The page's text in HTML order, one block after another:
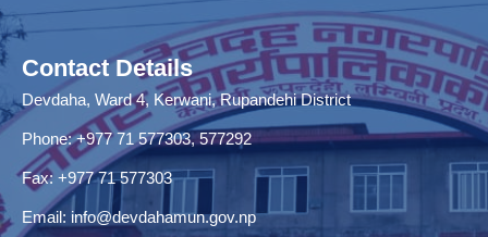
Contact Details
Devdaha, Ward 4, Kerwani, Rupandehi District
Phone: +977 71 577303, 577292
Fax: +977 71 577303
Email: info@devdahamun.gov.np